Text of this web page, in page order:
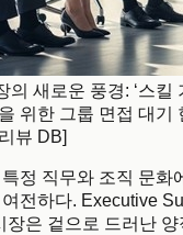
의 새로운 풍경: ‘스킬
위한 그룹 면접 대기
뷰 DB]
정 직무와 조직 문화
전하다. Executive
은 겉으로 드러난 양